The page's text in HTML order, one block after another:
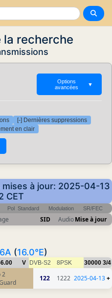
la recherche
Options
avancées
▼
[-] Dernières suppressions
en clair
à jour: 2025-04-13
CET
Pol Standard Modulation SR/FEC
SID AudioMise à jour
(16.0°E)
V DVB-S2 8PSK 30000 3/4
2
122 1222 2025-04-13+